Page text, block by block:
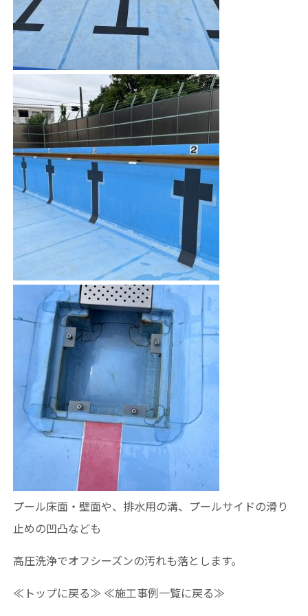
プール床面・壁面や、排水用の溝、プールサイドの滑り
止めの凹凸なども
高圧洗浄でオフシーズンの汚れも落とします。
≪トップに戻る≫ ≪施工事例一覧に戻る≫